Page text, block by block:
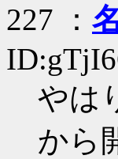
227 ：
やは
から